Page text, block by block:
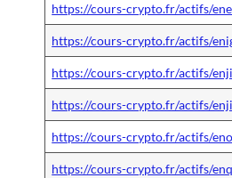
https://cours-crypto.fr/actifs/
https://cours-crypto.fr/actifs/
https://cours-crypto.fr/actifs/
https://cours-crypto.fr/actifs/
https://cours-crypto.fr/actifs/
https://cours-crypto.fr/actifs/